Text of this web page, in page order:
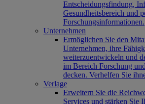
Entscheidungsfindung,
Gesundheitsbereich und
Forschungsinformationen.
Unternehmen
Ermöglichen Sie den
Unternehmen, ihre
weiterzuentwickeln und
im Bereich Forschung
decken. Verhelfen Sie
Verlage
Erweitern Sie die
Services und stärken Sie